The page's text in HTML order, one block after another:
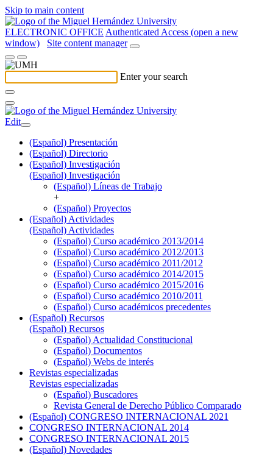
Skip to main content
ELECTRONIC OFFICE Authenticated Access (open a new
window)
Site content manager
Enter your search
Edit
(Español) Presentación
(Español) Directorio
(Español) Investigación
(Español) Investigación
(Español) Líneas de Trabajo
+
(Español) Proyectos
(Español) Actividades
(Español) Actividades
(Español) Curso académico 2013/2014
(Español) Curso académico 2012/2013
(Español) Curso académico 2011/2012
(Español) Curso académico 2014/2015
(Español) Curso académico 2015/2016
(Español) Curso académico 2010/2011
(Español) Curso académicos precedentes
(Español) Recursos
(Español) Recursos
(Español) Actualidad Constitucional
(Español) Documentos
(Español) Webs de interés
Revistas especializadas
Revistas especializadas
(Español) Buscadores
Revista General de Derecho Público Comparado
(Español) CONGRESO INTERNACIONAL 2021
CONGRESO INTERNACIONAL 2014
CONGRESO INTERNACIONAL 2015
(Español) Novedades